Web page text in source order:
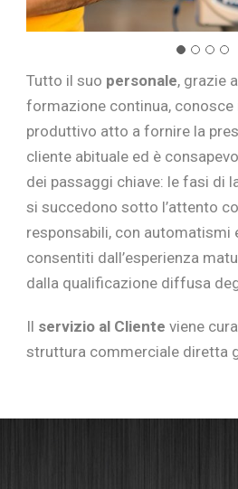
Tutto il suo personale, grazie
formazione continua, conosce
produttivo atto a fornire la
cliente abituale ed è
dei passaggi chiave: le fasi di
si succedono sotto l’attento
responsabili, con automatismi
consentiti dall’esperienza
dalla qualificazione diffusa
Il servizio al Cliente viene
struttura commerciale diretta